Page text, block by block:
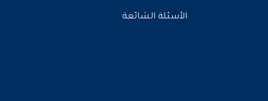
الأسئلة الشائعة